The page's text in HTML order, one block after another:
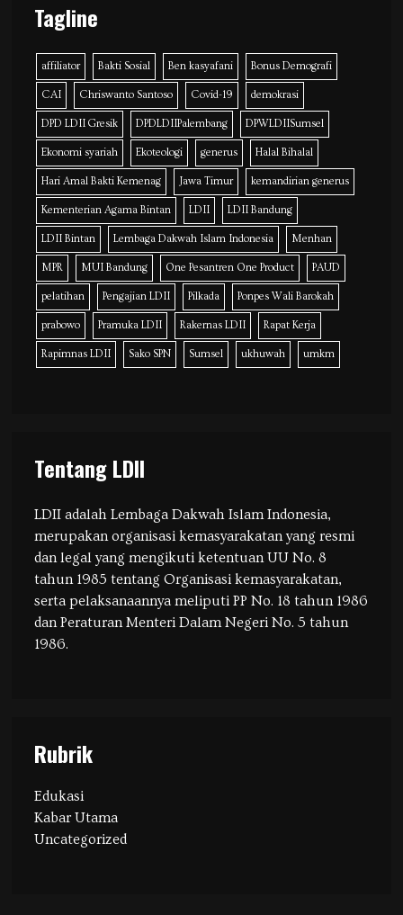
Tagline
affiliator Bakti Sosial Ben kasyafani Bonus Demografi
CAI Chriswanto Santoso Covid-19 demokrasi
DPD LDII Gresik DPDLDIIPalembang DPWLDIISumsel
Ekonomi syariah Ekoteologi generus Halal Bihalal
Hari Amal Bakti Kemenag Jawa Timur kemandirian generus
Kementerian Agama Bintan LDII LDII Bandung
LDII Bintan Lembaga Dakwah Islam Indonesia Menhan
MPR MUI Bandung One Pesantren One Product PAUD
pelatihan Pengajian LDII Pilkada Ponpes Wali Barokah
prabowo Pramuka LDII Rakernas LDII Rapat Kerja
Rapimnas LDII Sako SPN Sumsel ukhuwah umkm
Tentang LDII
LDII adalah Lembaga Dakwah Islam Indonesia,
merupakan organisasi kemasyarakatan yang resmi
dan legal yang mengikuti ketentuan UU No. 8
tahun 1985 tentang Organisasi kemasyarakatan,
serta pelaksanaannya meliputi PP No. 18 tahun 1986
dan Peraturan Menteri Dalam Negeri No. 5 tahun
1986.
Rubrik
Edukasi
Kabar Utama
Uncategorized